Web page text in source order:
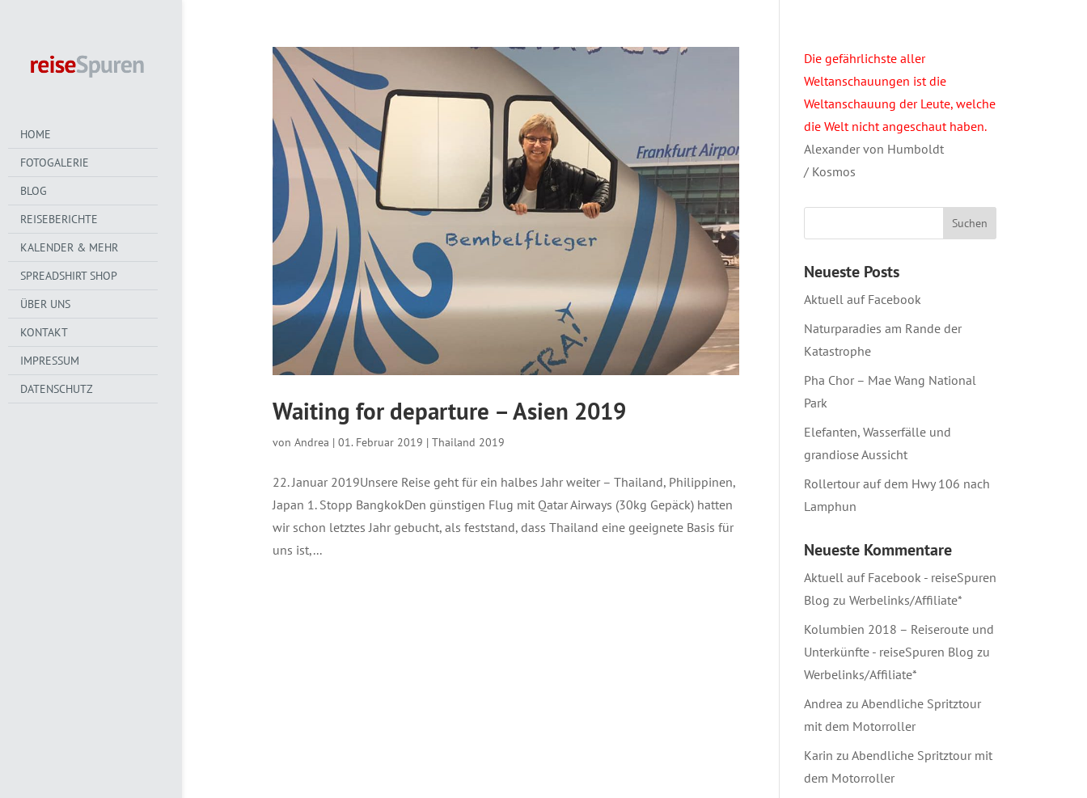
HOME
FOTOGALERIE
BLOG
REISEBERICHTE
KALENDER & MEHR
SPREADSHIRT SHOP
ÜBER UNS
KONTAKT
IMPRESSUM
DATENSCHUTZ
Waiting for departure – Asien 2019
von Andrea | 01. Februar 2019 | Thailand 2019
22. Januar 2019Unsere Reise geht für ein halbes Jahr weiter – Thailand, Philippinen,
Japan 1. Stopp BangkokDen günstigen Flug mit Qatar Airways (30kg Gepäck) hatten
wir schon letztes Jahr gebucht, als feststand, dass Thailand eine geeignete Basis für
uns ist,...
Die gefährlichste aller
Weltanschauungen ist die
Weltanschauung der Leute, welche
die Welt nicht angeschaut haben.
Alexander von Humboldt
/ Kosmos
Neueste Posts
Aktuell auf Facebook
Naturparadies am Rande der
Katastrophe
Pha Chor – Mae Wang National
Park
Elefanten, Wasserfälle und
grandiose Aussicht
Rollertour auf dem Hwy 106 nach
Lamphun
Neueste Kommentare
Aktuell auf Facebook - reiseSpuren
Blog zu Werbelinks/Affiliate*
Kolumbien 2018 – Reiseroute und
Unterkünfte - reiseSpuren Blog zu
Werbelinks/Affiliate*
Andrea zu Abendliche Spritztour
mit dem Motorroller
Karin zu Abendliche Spritztour mit
dem Motorroller